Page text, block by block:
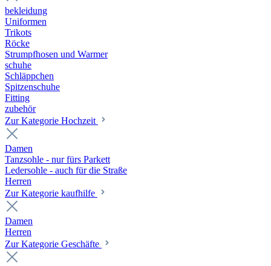
bekleidung
Uniformen
Trikots
Röcke
Strumpfhosen und Warmer
schuhe
Schläppchen
Spitzenschuhe
Fitting
zubehör
Zur Kategorie Hochzeit
Damen
Tanzsohle - nur fürs Parkett
Ledersohle - auch für die Straße
Herren
Zur Kategorie kaufhilfe
Damen
Herren
Zur Kategorie Geschäfte